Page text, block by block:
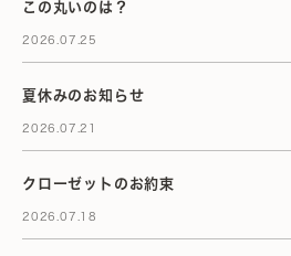
この丸いのは？
2026.07.25
夏休みのお知らせ
2026.07.21
クローゼットのお約束
2026.07.18